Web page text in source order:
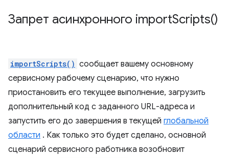
Запрет асинхронного importScripts()
importScripts() сообщает вашему основному
сервисному рабочему сценарию, что нужно
приостановить его текущее выполнение, загрузить
дополнительный код с заданного URL-адреса и
запустить его до завершения в текущей глобальной
области . Как только это будет сделано, основной
сценарий сервисного работника возобновит